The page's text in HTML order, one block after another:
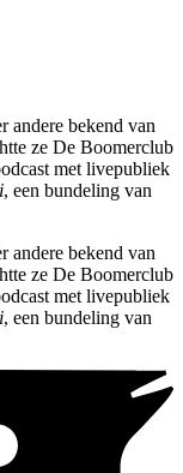
andere bekend van
ze De Boomerclub
met livepubliek
, een bundeling van
andere bekend van
ze De Boomerclub
met livepubliek
, een bundeling van